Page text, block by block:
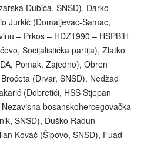
Dubica, SNSD), Darko
Jurkić (Domaljevac-Šamac,
– Prkos – HDZ1990 – HSPBiH
Socijalistička partija), Zlatko
Pomak, Zajedno), Obren
(Drvar, SNSD), Nedžad
(Dobretići, HSS Stjepan
bosanskohercegovačka
SNSD), Duško Radun
Kovač (Šipovo, SNSD), Fuad